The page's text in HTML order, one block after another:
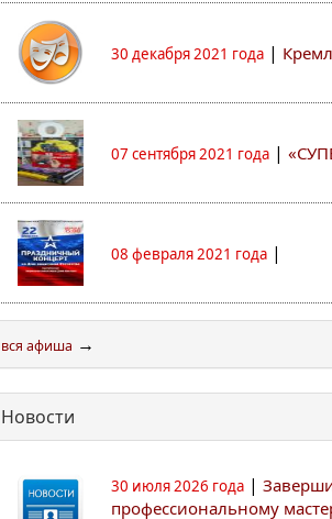
30 декабря 2021 года |
07 сентября 2021 года |
08 февраля 2021 года |
вся афиша →
Новости
30 июля 2026 года |
профессиональному